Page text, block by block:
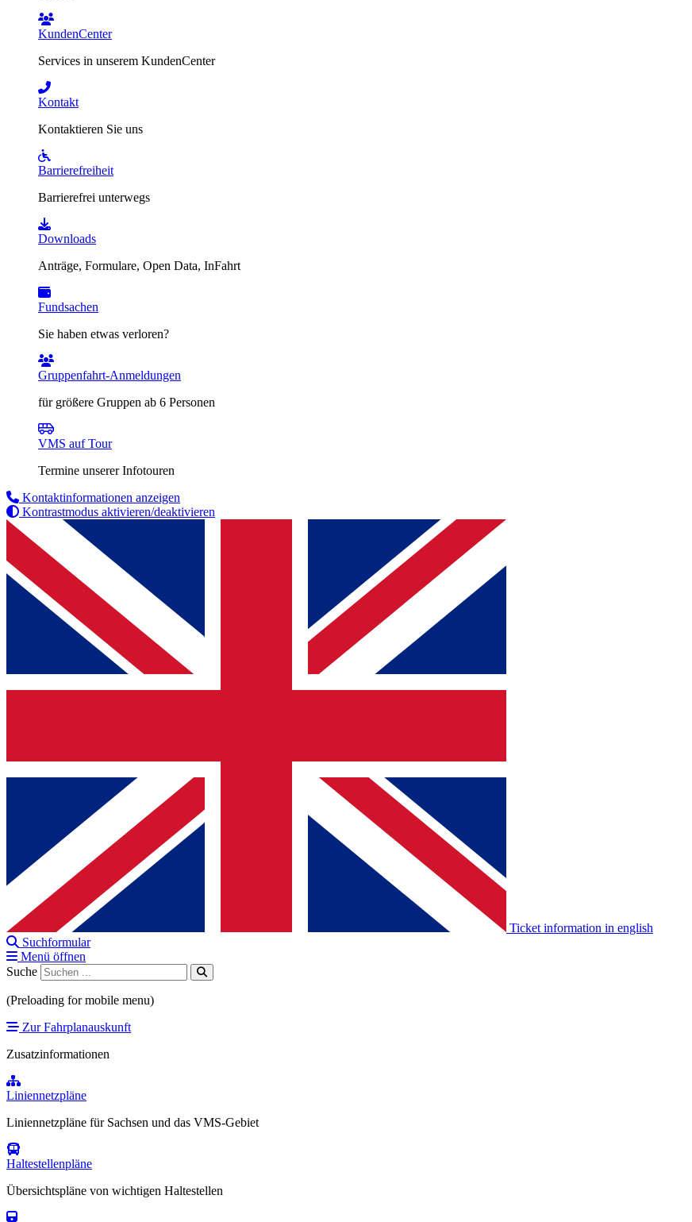
KundenCenter
Services in unserem KundenCenter
Kontakt
Kontaktieren Sie uns
Barrierefreiheit
Barrierefrei unterwegs
Downloads
Anträge, Formulare, Open Data, InFahrt
Fundsachen
Sie haben etwas verloren?
Gruppenfahrt-Anmeldungen
für größere Gruppen ab 6 Personen
VMS auf Tour
Termine unserer Infotouren
Kontaktinformationen anzeigen
Kontrastmodus aktivieren/deaktivieren
Ticket information in english
Suchformular
Menü öffnen
Suche
(Preloading for mobile menu)
Zur Fahrplanauskunft
Zusatzinformationen
Liniennetzpläne
Liniennetzpläne für Sachsen und das VMS-Gebiet
Haltestellenpläne
Übersichtspläne von wichtigen Haltestellen